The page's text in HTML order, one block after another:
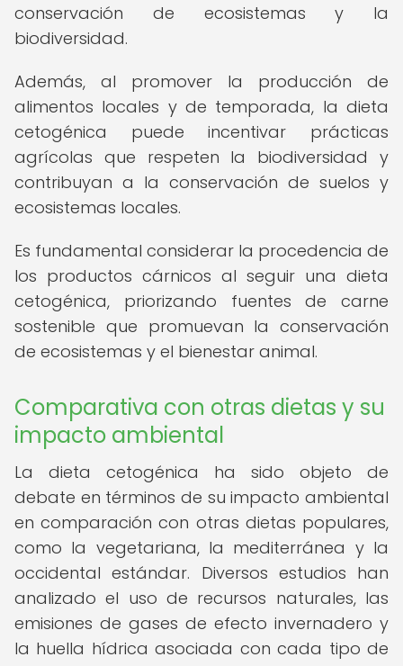
conservación de ecosistemas y la
biodiversidad.
Además, al promover la producción de
alimentos locales y de temporada, la dieta
cetogénica puede incentivar prácticas
agrícolas que respeten la biodiversidad y
contribuyan a la conservación de suelos y
ecosistemas locales.
Es fundamental considerar la procedencia de
los productos cárnicos al seguir una dieta
cetogénica, priorizando fuentes de carne
sostenible que promuevan la conservación
de ecosistemas y el bienestar animal.
Comparativa con otras dietas y su
impacto ambiental
La dieta cetogénica ha sido objeto de
debate en términos de su impacto ambiental
en comparación con otras dietas populares,
como la vegetariana, la mediterránea y la
occidental estándar. Diversos estudios han
analizado el uso de recursos naturales, las
emisiones de gases de efecto invernadero y
la huella hídrica asociada con cada tipo de